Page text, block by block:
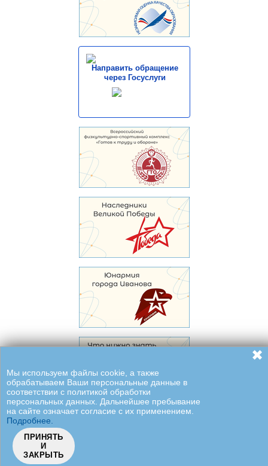
Направить обращение
через Госуслуги
Мы используем файлы cookie, а также
обрабатываем Ваши персональные данные в
соответствии с политикой обработки
персональных данных. Дальнейшее пребывание
на сайте означает согласие с их применением.
Подробнее.
ПРИНЯТЬ
И
ЗАКРЫТЬ
✖